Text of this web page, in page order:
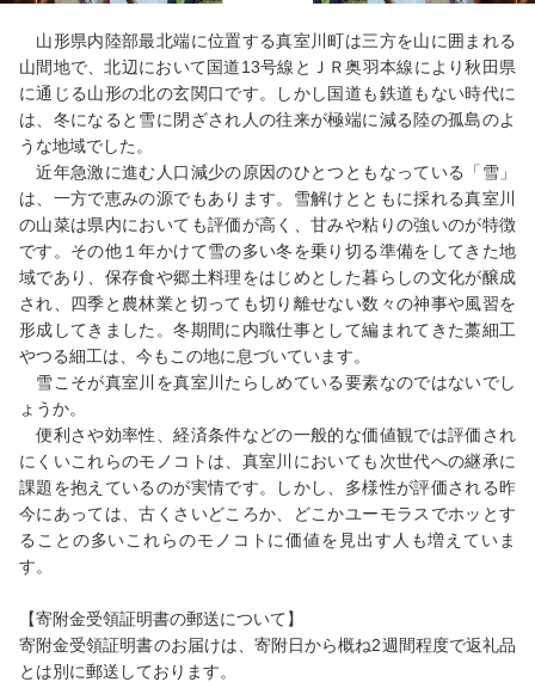
山形県内陸部最北端に位置する真室川町は三方を山に囲まれる
山間地で、北辺において国道13号線とＪＲ奥羽本線により秋田県
に通じる山形の北の玄関口です。しかし国道も鉄道もない時代に
は、冬になると雪に閉ざされ人の往来が極端に減る陸の孤島のよ
うな地域でした。
近年急激に進む人口減少の原因のひとつともなっている「雪」
は、一方で恵みの源でもあります。雪解けとともに採れる真室川
の山菜は県内においても評価が高く、甘みや粘りの強いのが特徴
です。その他１年かけて雪の多い冬を乗り切る準備をしてきた地
域であり、保存食や郷土料理をはじめとした暮らしの文化が醸成
され、四季と農林業と切っても切り離せない数々の神事や風習を
形成してきました。冬期間に内職仕事として編まれてきた藁細工
やつる細工は、今もこの地に息づいています。
雪こそが真室川を真室川たらしめている要素なのではないでし
ょうか。
便利さや効率性、経済条件などの一般的な価値観では評価され
にくいこれらのモノコトは、真室川においても次世代への継承に
課題を抱えているのが実情です。しかし、多様性が評価される昨
今にあっては、古くさいどころか、どこかユーモラスでホッとす
ることの多いこれらのモノコトに価値を見出す人も増えていま
す。
【寄附金受領証明書の郵送について】
寄附金受領証明書のお届けは、寄附日から概ね2週間程度で返礼品
とは別に郵送しております。